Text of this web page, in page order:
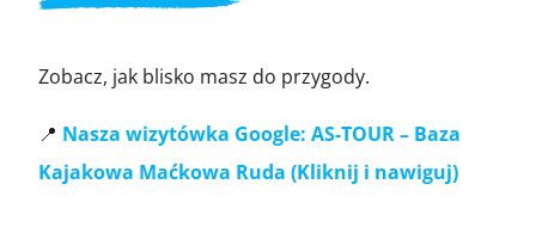
Zobacz, jak blisko masz do przygody.
📍 Nasza wizytówka Google: AS-TOUR – Baza
Kajakowa Maćkowa Ruda (Kliknij i nawiguj)